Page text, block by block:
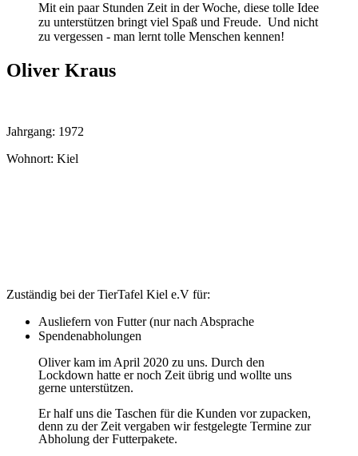
Mit ein paar Stunden Zeit in der Woche, diese tolle Idee
zu unterstützen bringt viel Spaß und Freude. Und nicht
zu vergessen - man lernt tolle Menschen kennen!
Oliver Kraus
Jahrgang: 1972
Wohnort: Kiel
Zuständig bei der TierTafel Kiel e.V für:
Ausliefern von Futter (nur nach Absprache
Spendenabholungen
Oliver kam im April 2020 zu uns. Durch den
Lockdown hatte er noch Zeit übrig und wollte uns
gerne unterstützen.
Er half uns die Taschen für die Kunden vor zupacken,
denn zu der Zeit vergaben wir festgelegte Termine zur
Abholung der Futterpakete.